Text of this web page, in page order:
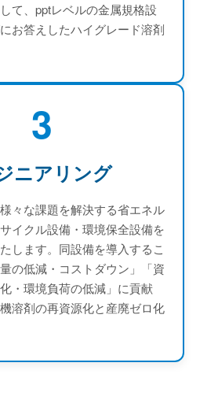
て、pptレベルの金属規格設
お答えしたハイグレード溶剤
3
ニアリング
々な課題を解決する省エネル
イクル設備・環境保全設備を
します。同設備を導入するこ
の低減・コストダウン」「資
・環境負荷の低減」に貢献
溶剤の再資源化と産廃ゼロ化